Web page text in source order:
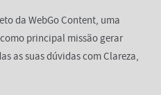
da WebGo Content, uma
principal missão gerar
as suas dúvidas com Clareza,